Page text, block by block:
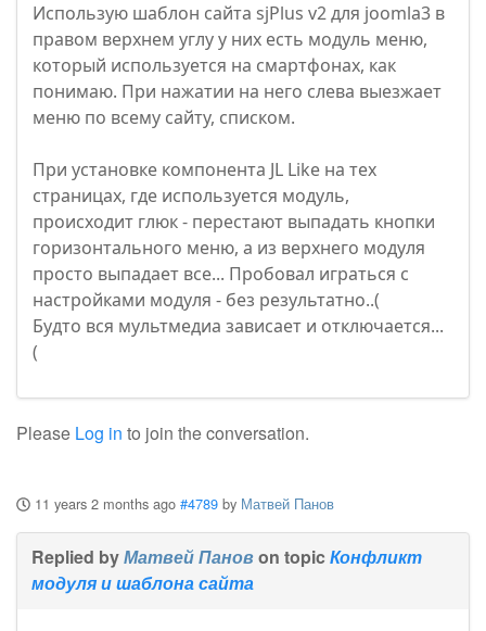
Использую шаблон сайта sjPlus v2 для joomla3 в
правом верхнем углу у них есть модуль меню,
который используется на смартфонах, как
понимаю. При нажатии на него слева выезжает
меню по всему сайту, списком.
При установке компонента JL Like на тех
страницах, где используется модуль,
происходит глюк - перестают выпадать кнопки
горизонтального меню, а из верхнего модуля
просто выпадает все... Пробовал играться с
настройками модуля - без результатно..(
Будто вся мультмедиа зависает и отключается...
(
Please Log in to join the conversation.
11 years 2 months ago #4789 by Матвей Панов
Replied byМатвей Пановon topic Конфликт
модуля и шаблона сайта